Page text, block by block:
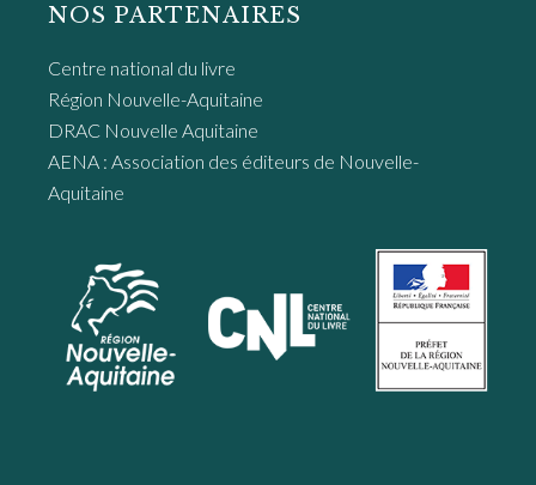
NOS PARTENAIRES
Centre national du livre
Région Nouvelle-Aquitaine
DRAC Nouvelle Aquitaine
AENA : Association des éditeurs de Nouvelle-
Aquitaine